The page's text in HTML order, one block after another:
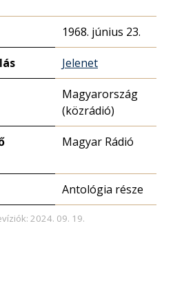
1968. június 23.
Jelenet
Magyarország
(közrádió)
Magyar Rádió
Antológia része
2024. 09. 19.